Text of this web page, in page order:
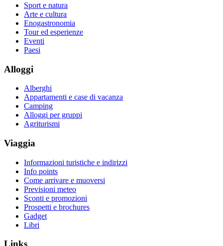
Sport e natura
Arte e cultura
Enogastronomia
Tour ed esperienze
Eventi
Paesi
Alloggi
Alberghi
Appartamenti e case di vacanza
Camping
Alloggi per gruppi
Agriturismi
Viaggia
Informazioni turistiche e indirizzi
Info points
Come arrivare e muoversi
Previsioni meteo
Sconti e promozioni
Prospetti e brochures
Gadget
Libri